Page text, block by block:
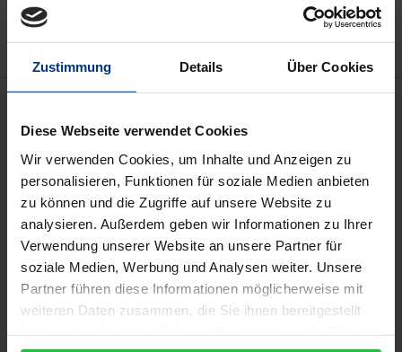
Zustimmung Details Über Cookies
Diese Webseite verwendet Cookies
Wir verwenden Cookies, um Inhalte und Anzeigen zu
personalisieren, Funktionen für soziale Medien anbieten
zu können und die Zugriffe auf unsere Website zu
analysieren. Außerdem geben wir Informationen zu Ihrer
Verwendung unserer Website an unsere Partner für
soziale Medien, Werbung und Analysen weiter. Unsere
Partner führen diese Informationen möglicherweise mit
weiteren Daten zusammen, die Sie ihnen bereitgestellt
Delivery cost notice
Im Jahr 2012 hat die Europäische Union den
Friedensnobelpreis erhalten. Dennoch kämpft sie
seit einigen Jahren mit multiplen Krisen, etwa mit
der „Euro-Krise“, der „Flüchtlingskrise“, dem „Brexit“
und der zunehmenden Spaltung der
Wertegemeinschaft. Angesichts ihrer Parallelität
und Wechselbeziehungen haben sich die